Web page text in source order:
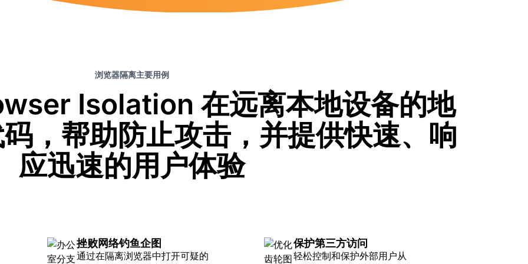
浏览器隔离主要用例
Isolation 在远离本地设备的地
，帮助防止攻击，并提供快速、响
应迅速的用户体验
挫败网络钓鱼企图
通过在隔离浏览器中打开可疑的
保护第三方访问
轻松控制和保护外部用户从